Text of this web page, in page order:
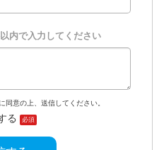
内で入力してください
に同意の上、送信してください。
る 必須